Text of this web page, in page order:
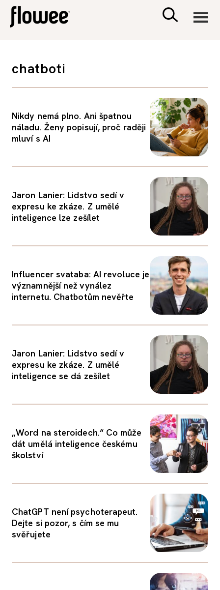
PSYCHOLOGIE
PORADNA
chatboti
Nikdy nemá plno. Ani špatnou
náladu. Ženy popisují, proč raději
mluví s AI
Jaron Lanier: Lidstvo sedí v
expresu ke zkáze. Z umělé
inteligence lze zešílet
Influencer svataba: AI revoluce je
významnější než vynález
internetu. Chatbotům nevěřte
Jaron Lanier: Lidstvo sedí v
expresu ke zkáze. Z umělé
inteligence se dá zešílet
„Word na steroidech.“ Co může
dát umělá inteligence českému
školství
ChatGPT není psychoterapeut.
Dejte si pozor, s čím se mu
svěřujete